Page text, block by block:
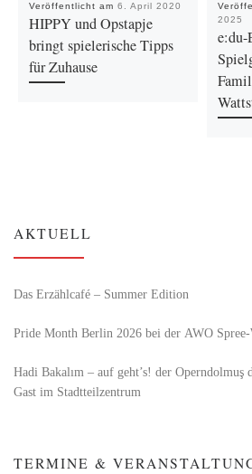
Veröffentlicht am 6. April 2020
HIPPY und Opstapje
bringt spielerische Tipps
für Zuhause
2025
AKTUELL
Das Erzählcafé – Summer Edition
Pride Month Berlin 2026 bei der AWO
Hadi Bakalım – auf geht’s! der Operndolmuş
Gast im Stadtteilzentrum
TERMINE &